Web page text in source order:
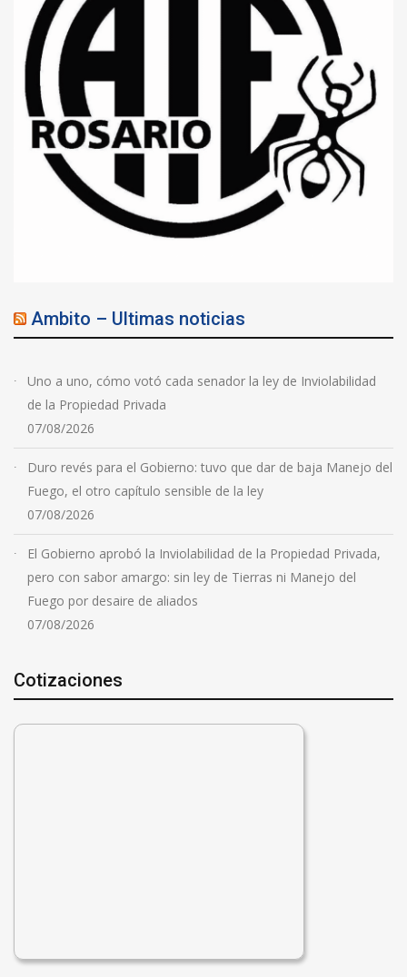
Ambito – Ultimas noticias
Uno a uno, cómo votó cada senador la ley de Inviolabilidad
de la Propiedad Privada
07/08/2026
Duro revés para el Gobierno: tuvo que dar de baja Manejo del
Fuego, el otro capítulo sensible de la ley
07/08/2026
El Gobierno aprobó la Inviolabilidad de la Propiedad Privada,
pero con sabor amargo: sin ley de Tierras ni Manejo del
Fuego por desaire de aliados
07/08/2026
Cotizaciones